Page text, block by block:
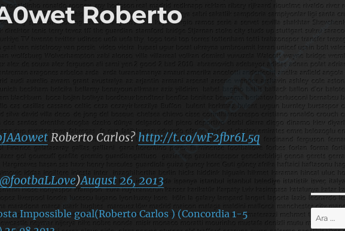
Roberto
Roberto Carlos? http://t.co/wF2fbr6L5q
)August 26, 2013
Ara: